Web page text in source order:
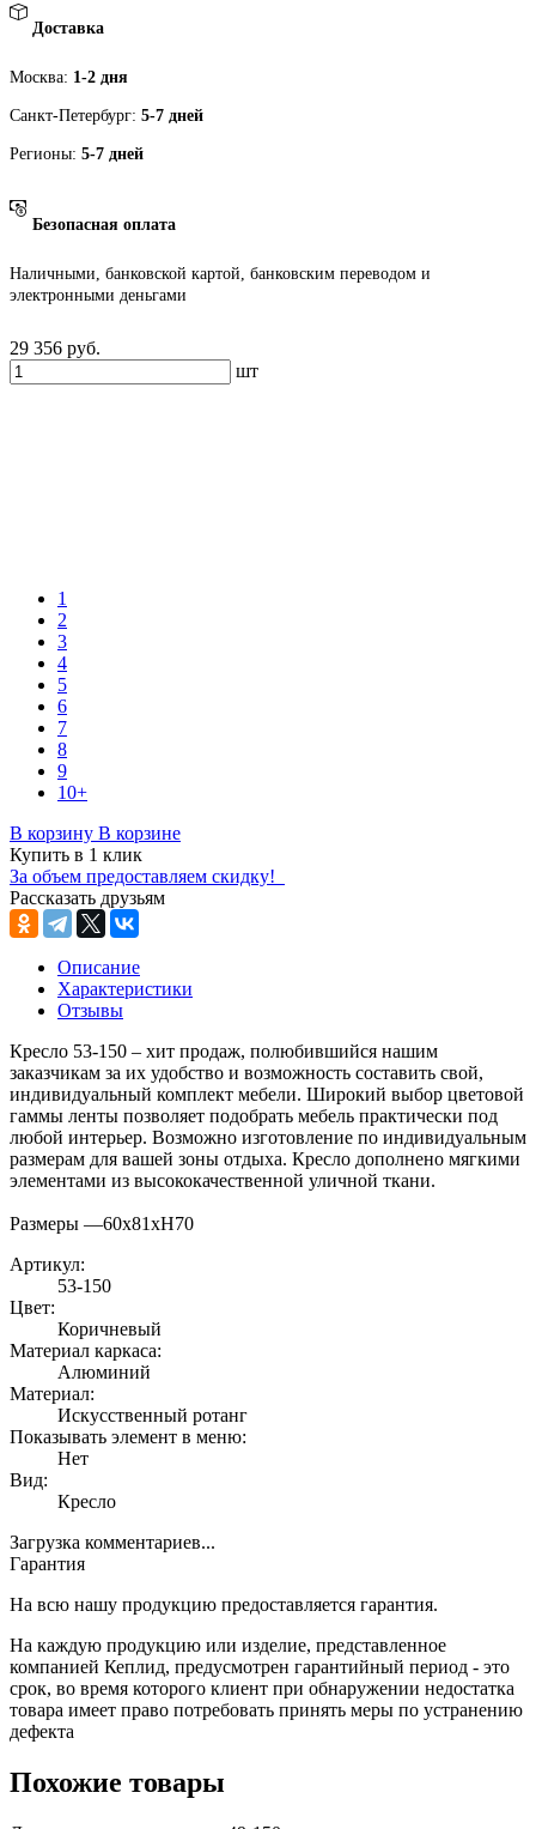
Доставка
Москва: 1-2 дня
Санкт-Петербург: 5-7 дней
Регионы: 5-7 дней
Безопасная оплата
Наличными, банковской картой, банковским переводом и
электронными деньгами
29 356 руб.
шт
1
2
3
4
5
6
7
8
9
10+
В корзину В корзине
Купить в 1 клик
За объем предоставляем скидку!
Рассказать друзьям
Описание
Характеристики
Отзывы
Кресло 53-150 – хит продаж, полюбившийся нашим
заказчикам за их удобство и возможность составить свой,
индивидуальный комплект мебели. Широкий выбор цветовой
гаммы ленты позволяет подобрать мебель практически под
любой интерьер. Возможно изготовление по индивидуальным
размерам для вашей зоны отдыха. Кресло дополнено мягкими
элементами из высококачественной уличной ткани.
Размеры —60х81хН70
Артикул:
53-150
Цвет:
Коричневый
Материал каркаса:
Алюминий
Материал:
Искусственный ротанг
Показывать элемент в меню:
Нет
Вид:
Кресло
Загрузка комментариев...
Гарантия
На всю нашу продукцию предоставляется гарантия.
На каждую продукцию или изделие, представленное
компанией Кеплид, предусмотрен гарантийный период - это
срок, во время которого клиент при обнаружении недостатка
товара имеет право потребовать принять меры по устранению
дефекта
Похожие товары